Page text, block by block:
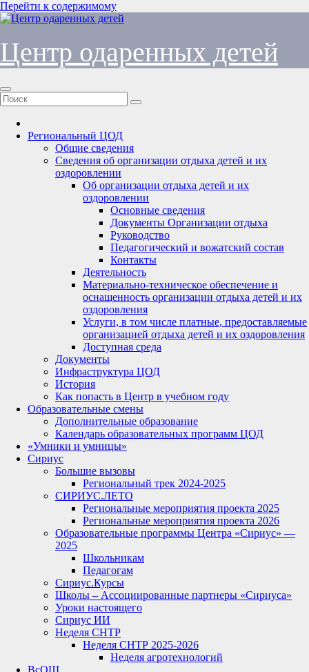
Перейти к содержимому
Центр одаренных детей
Региональный ЦОД
Общие сведения
Сведения об организации отдыха детей и их
оздоровлении
Об организации отдыха детей и их
оздоровлении
Основные сведения
Документы Организации отдыха
Руководство
Педагогический и вожатский состав
Контакты
Деятельность
Материально-техническое обеспечение и
оснащенность организации отдыха детей и их
оздоровления
Услуги, в том числе платные, предоставляемые
организацией отдыха детей и их оздоровления
Доступная среда
Документы
Инфраструктура ЦОД
История
Как попасть в Центр в учебном году
Образовательные смены
Дополнительные образование
Календарь образовательных программ ЦОД
«Умники и умницы»
Сириус
Большие вызовы
Региональный трек 2024-2025
СИРИУС.ЛЕТО
Региональные мероприятия проекта 2025
Региональные мероприятия проекта 2026
Образовательные программы Центра «Сириус» —
2025
Школьникам
Педагогам
Сириус.Курсы
Школы – Ассоциированные партнеры «Сириуса»
Уроки настоящего
Сириус ИИ
Неделя СНТР
Неделя СНТР 2025-2026
Неделя агротехнологий
ВсОШ